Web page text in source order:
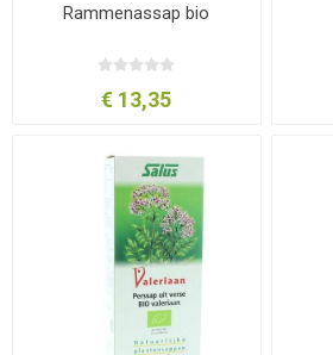
Rammenassap bio
€ 13,35